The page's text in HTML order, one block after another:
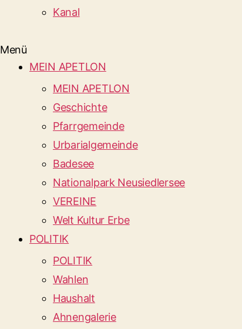
Kanal
Menü
MEIN APETLON
MEIN APETLON
Geschichte
Pfarrgemeinde
Urbarialgemeinde
Badesee
Nationalpark Neusiedlersee
VEREINE
Welt Kultur Erbe
POLITIK
POLITIK
Wahlen
Haushalt
Ahnengalerie